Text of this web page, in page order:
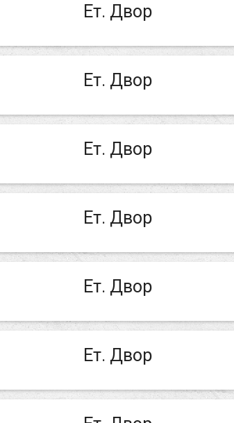
Ет. Двор
Ет. Двор
Ет. Двор
Ет. Двор
Ет. Двор
Ет. Двор